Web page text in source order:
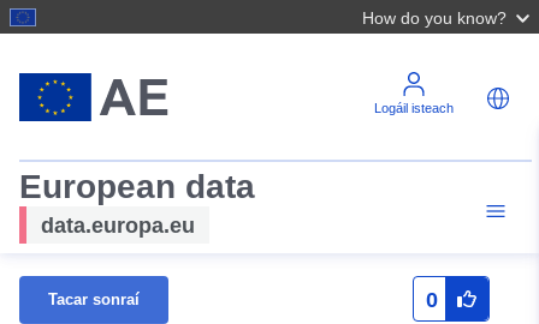
How do you know?
Logáil isteach
European data
data.europa.eu
Tacar sonraí 0